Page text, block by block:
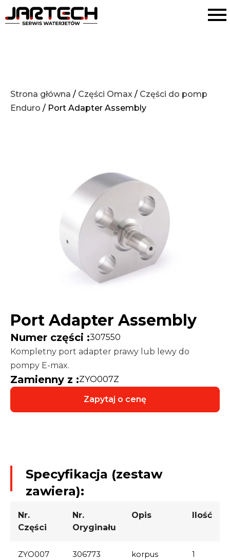
Strona główna / Części Omax / Części do pomp
Enduro / Port Adapter Assembly
Port Adapter Assembly
Numer części :307550
Kompletny port adapter prawy lub lewy do
pompy E-max.
Zamienny z :ZYO007Z
Zapytaj o cenę
Specyfikacja (zestaw
zawiera):
Nr.
Części
Nr.
Oryginału
Opis Ilość
ZYO007 306773
korpus
1